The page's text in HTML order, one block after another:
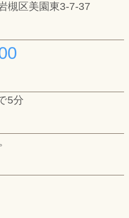
槻区美園東3-7-37
5分